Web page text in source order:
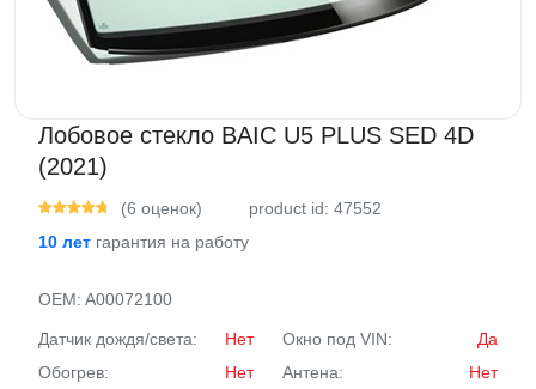
Лобовое стекло BAIC U5 PLUS SED 4D
(2021)
(6 оценок)
product id: 47552
10 лет гарантия на работу
OEM: A00072100
Датчик дождя/света: Нет Окно под VIN:
Да
Обогрев:
Нет Антена:
Нет